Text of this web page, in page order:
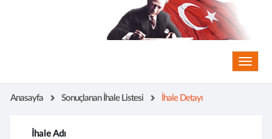
Anasayfa Sonuçlanan İhale Listesi İhale Detayı
İhale Adı